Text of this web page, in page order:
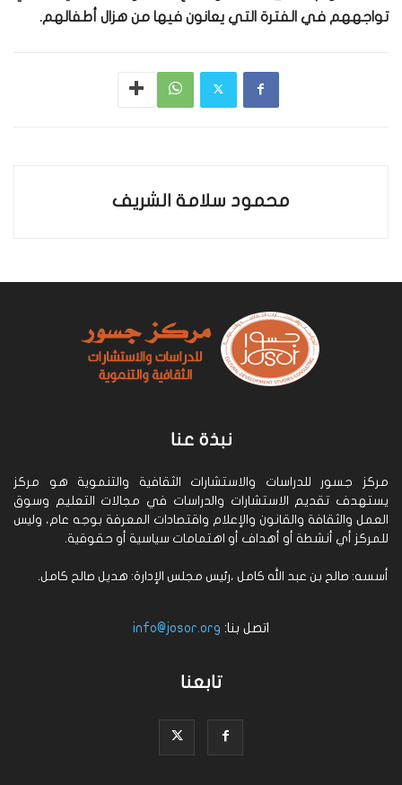
تواجههم في الفترة التي يعانون فيها من هزال أطفالهم.
محمود سلامة الشريف
نبذة عنا
مركز جسور للدراسات والاستشارات الثقافية والتنموية هو مركز
يستهدف تقديم الاستشارات والدراسات في مجالات التعليم وسوق
العمل والثقافة والقانون والإعلام واقتصادات المعرفة بوجه عام، وليس
للمركز أي أنشطة أو أهداف أو اهتمامات سياسية أو حقوقية.
أسسه: صالح بن عبد الله كامل ،رئيس مجلس الإدارة: هديل صالح كامل.
اتصل بنا: info@josor.org
تابعنا